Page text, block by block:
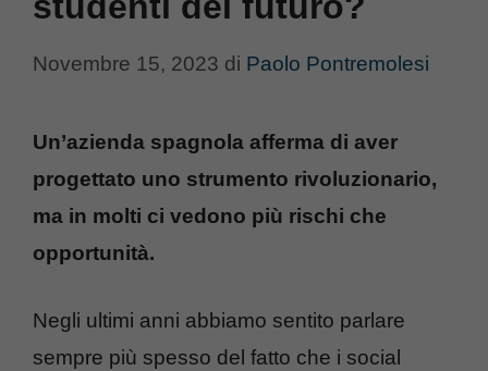
Novembre 15, 2023 di Paolo Pontremolesi
Un’azienda spagnola afferma di aver
progettato uno strumento rivoluzionario,
ma in molti ci vedono più rischi che
opportunità.
Negli ultimi anni abbiamo sentito parlare
sempre più spesso del fatto che i social